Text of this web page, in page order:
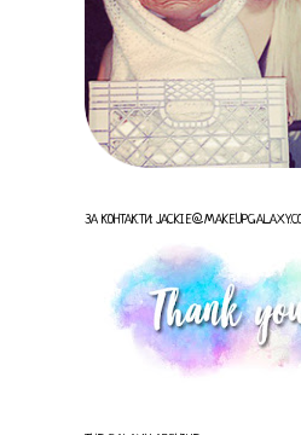
ЗА КОНТАКТИ: